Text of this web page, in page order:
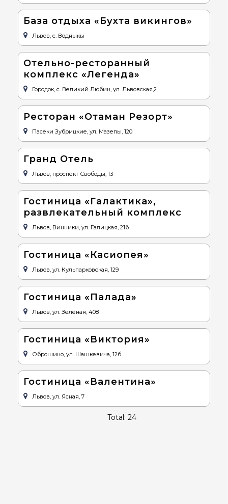
База отдыха «Бухта викингов»
Львов, с. Водныкы
Отельно-ресторанный
комплекс «Легенда»
Городок, с. Великий Любин, ул. Львовская,2
Ресторан «Отаман Резорт»
Пасеки Зубрицкие, ул. Мазепы, 120
Гранд Отель
Львов, проспект Свободы, 13
Гостиница «Галактика»,
развлекательный комплекс
Львов, Винники, ул. Галицкая, 21б
Гостиница «Касиопея»
Львов, ул. Кульпарковская, 129
Гостиница «Палада»
Львов, ул. Зелёная, 408
Гостиница «Виктория»
Оброшино, ул. Шашкевича, 12б
Гостиница «Валентина»
Львов, ул. Ясная, 7
Total: 24